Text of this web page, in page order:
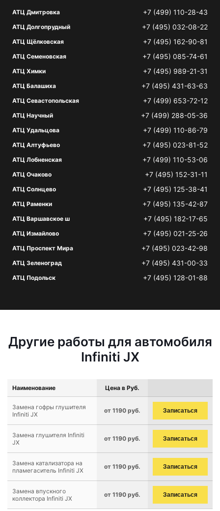
АТЦ Дмитровка +7 (499) 110-28-43
АТЦ Долгопрудный +7 (495) 032-08-22
АТЦ Щёлковская +7 (495) 162-90-81
АТЦ Семеновская +7 (495) 085-74-61
АТЦ Химки +7 (495) 989-21-31
АТЦ Балашиха +7 (495) 431-63-63
АТЦ Севастопольская +7 (499) 653-72-12
АТЦ Научный +7 (499) 288-05-36
АТЦ Удальцова +7 (499) 110-86-79
АТЦ Алтуфьево +7 (495) 023-81-52
АТЦ Лобненская +7 (499) 110-53-06
АТЦ Очаково +7 (495) 152-31-11
АТЦ Солнцево +7 (495) 125-38-41
АТЦ Раменки +7 (495) 135-42-87
АТЦ Варшавское ш +7 (495) 182-17-65
АТЦ Измайлово +7 (495) 021-25-26
АТЦ Проспект Мира +7 (495) 023-42-98
АТЦ Зеленоград +7 (495) 431-00-33
АТЦ Подольск +7 (495) 128-01-88
Другие работы для автомобиля
Infiniti JX
Наименование Цена в Руб.
Замена гофры глушителя
Infiniti JX
от 1190 руб. Записаться
Замена глушителя Infiniti
JX
от 1190 руб. Записаться
Замена катализатора на
пламегаситель Infiniti JX
от 1190 руб. Записаться
Замена впускного
коллектора Infiniti JX
от 1190 руб. Записаться